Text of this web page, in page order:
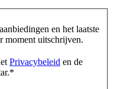
en het laatste
moment uitschrijven.
Privacybeleid en de
*